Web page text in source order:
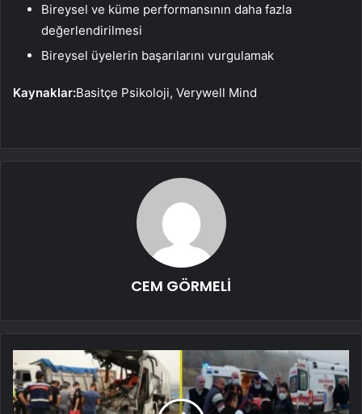
Bireysel ve küme performansının daha fazla
değerlendirilmesi
Bireysel üyelerin başarılarını vurgulamak
Kaynaklar:Basitçe Psikoloji, Verywell Mind
CEM GÖRMELİ